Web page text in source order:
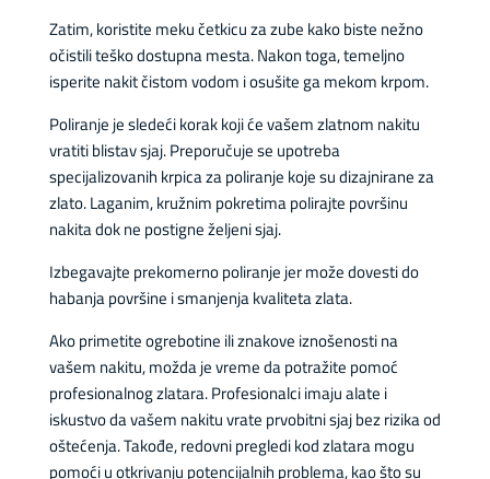
Zatim, koristite meku četkicu za zube kako biste nežno
očistili teško dostupna mesta. Nakon toga, temeljno
isperite nakit čistom vodom i osušite ga mekom krpom.
Poliranje je sledeći korak koji će vašem zlatnom nakitu
vratiti blistav sjaj. Preporučuje se upotreba
specijalizovanih krpica za poliranje koje su dizajnirane za
zlato. Laganim, kružnim pokretima polirajte površinu
nakita dok ne postigne željeni sjaj.
Izbegavajte prekomerno poliranje jer može dovesti do
habanja površine i smanjenja kvaliteta zlata.
Ako primetite ogrebotine ili znakove iznošenosti na
vašem nakitu, možda je vreme da potražite pomoć
profesionalnog zlatara. Profesionalci imaju alate i
iskustvo da vašem nakitu vrate prvobitni sjaj bez rizika od
oštećenja. Takođe, redovni pregledi kod zlatara mogu
pomoći u otkrivanju potencijalnih problema, kao što su